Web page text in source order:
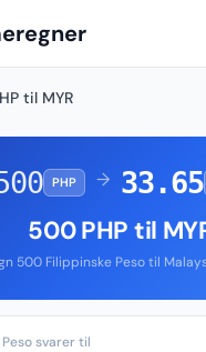
til MYR
PHP → 33.65
500 PHP til
500 Filippinske Peso til
svarer til